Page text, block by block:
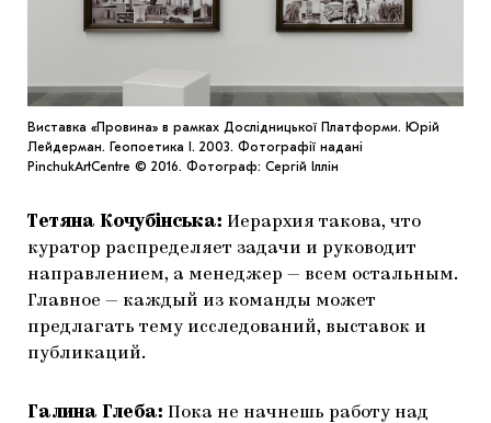
Виставка «Провина» в рамках Дослідницької Платформи. Юрій
Лейдерман. Геопоетика I. 2003. Фотографії надані
PinchukArtCentre © 2016. Фотограф: Сергій Іллін
Тетяна Кочубінська: Иерархия такова, что
куратор распределяет задачи и руководит
направлением, а менеджер — всем остальным.
Главное — каждый из команды может
предлагать тему исследований, выставок и
публикаций.
Галина Глеба: Пока не начнешь работу над